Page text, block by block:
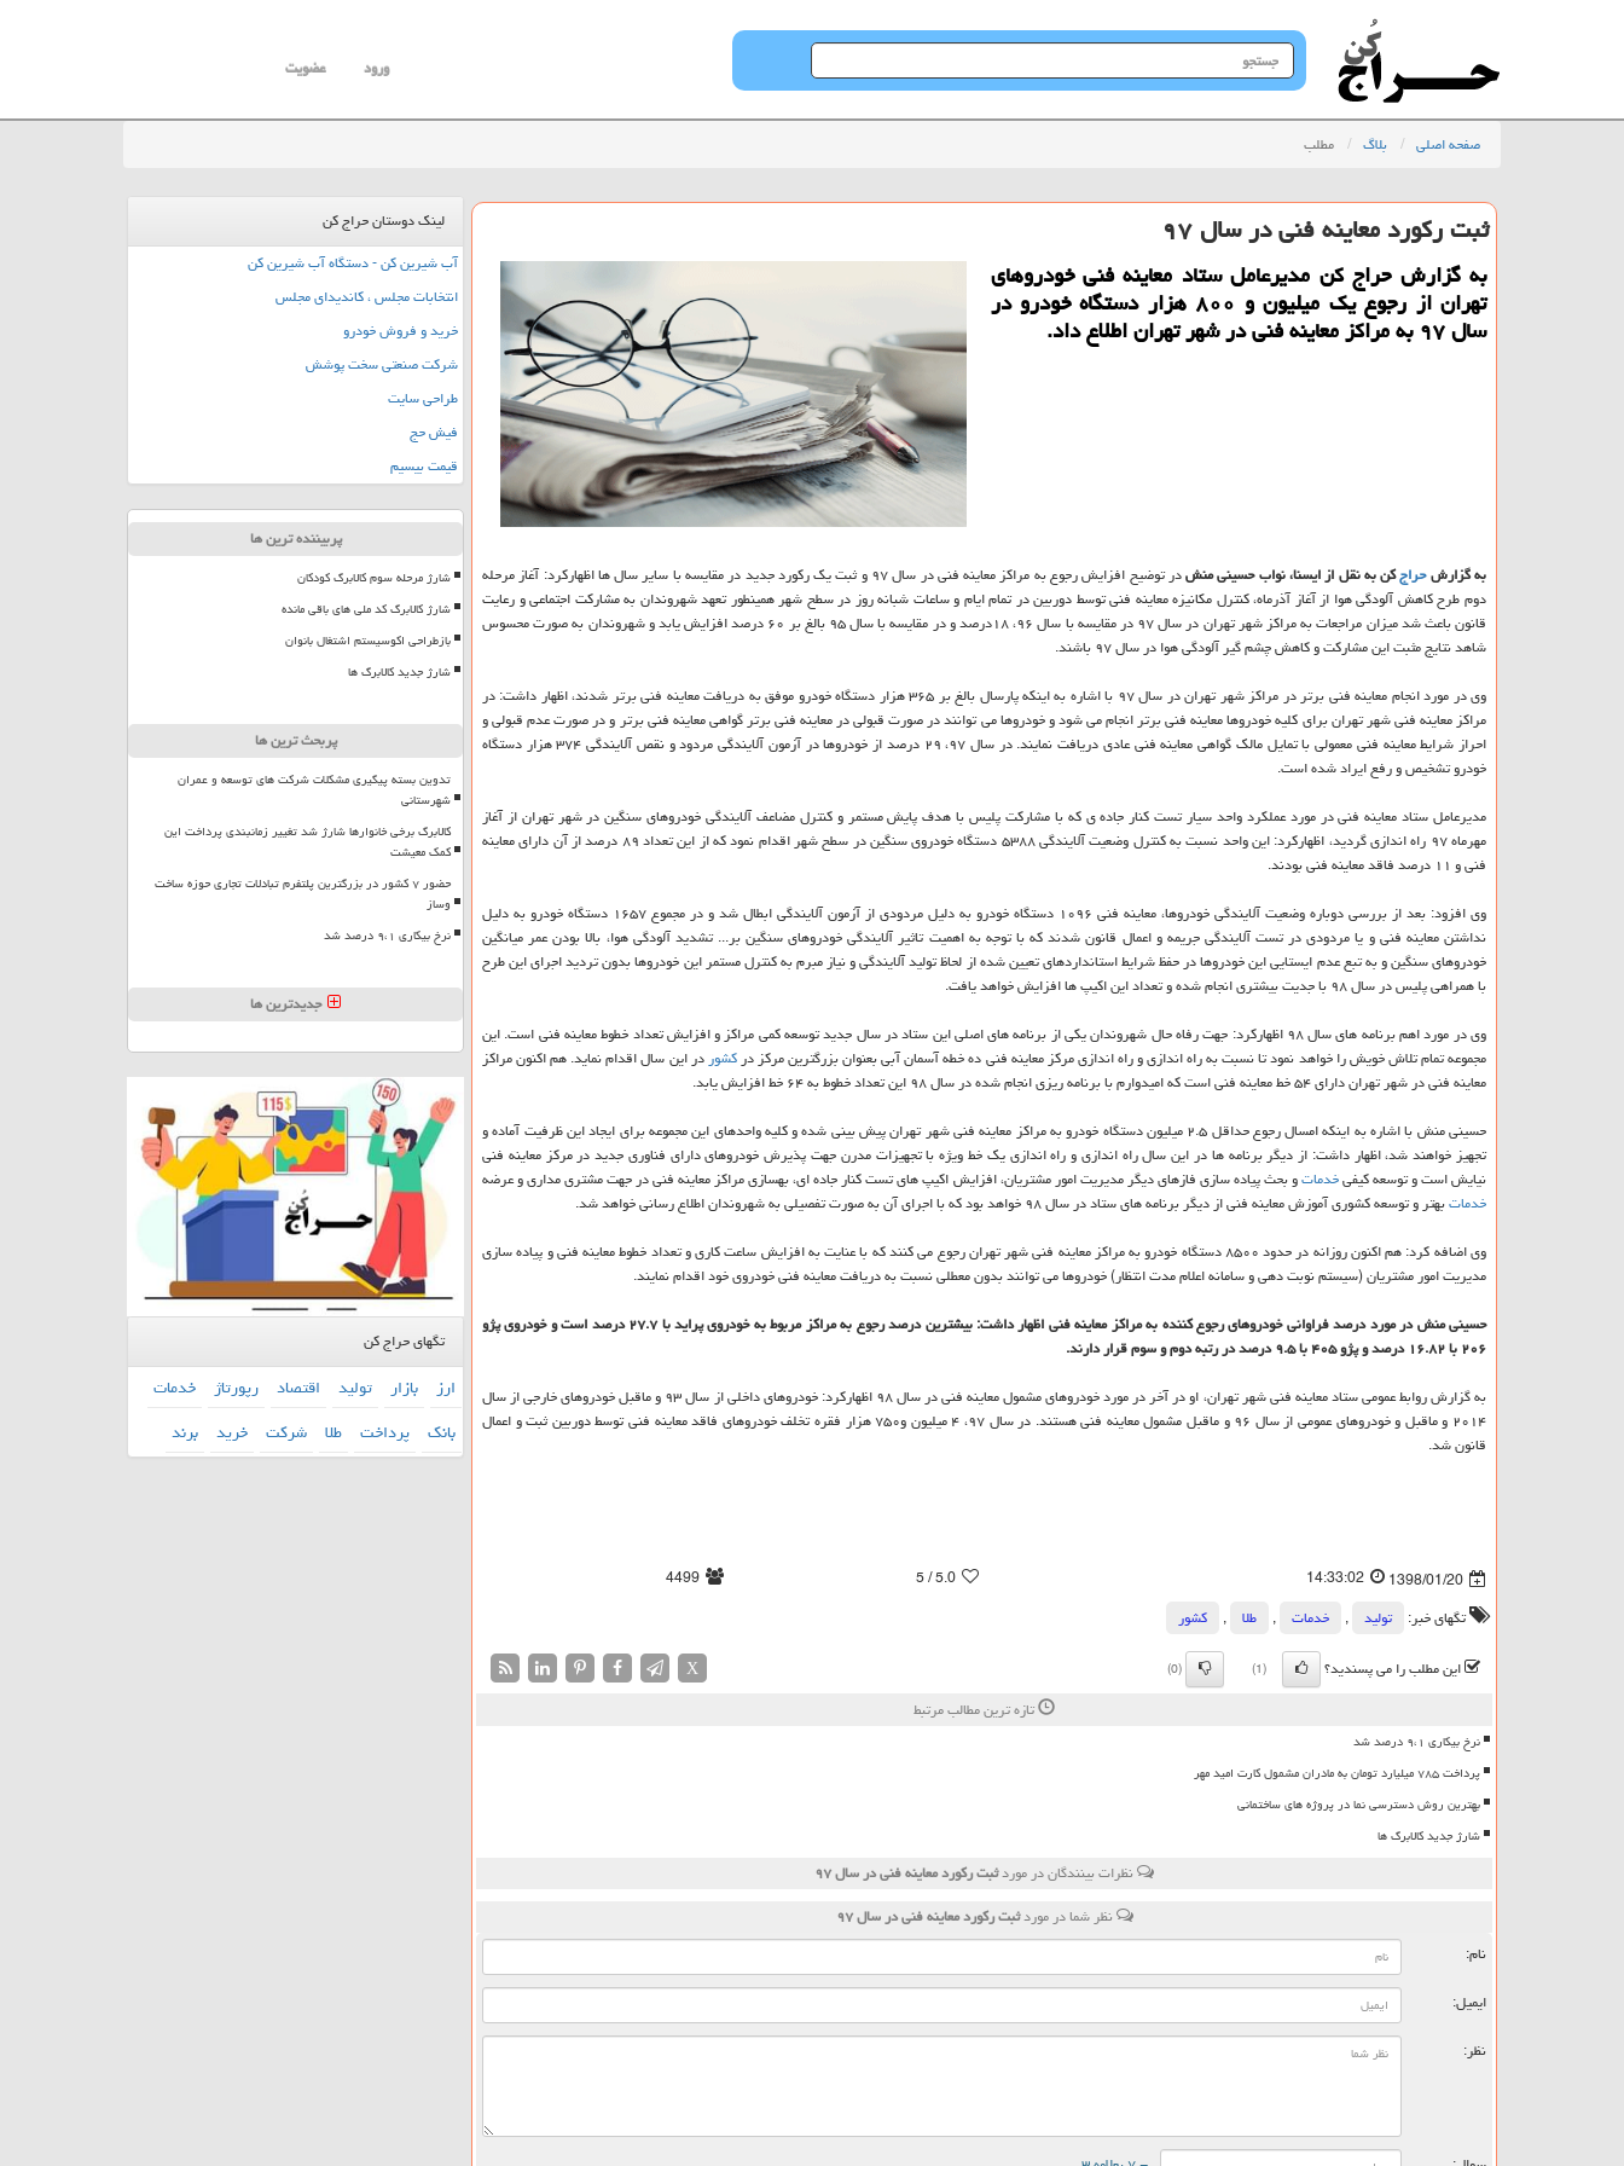
جستجو
در
ورود عضویت
صفحه اصلی بلاگ مطلب
ثبت ركورد معاینه فنی در سال ۹۷
به گزارش حراج كن مدیرعامل ستاد معاینه فنی خودروهای
تهران از رجوع یك میلیون و ۸۰۰ هزار دستگاه خودرو در
سال ۹۷ به مراكز معاینه فنی در شهر تهران اطلاع داد.
به گزارشحراجكن به نقل از ایسنا،نواب حسینی منش
در توضیح افزایش رجوع به مراكز معاینه فنی در سال ۹۷ و ثبت یك ركورد جدید در مقایسه با سایر سال ها اظهاركرد: آغاز مرحله
دوم طرح كاهش آلودگی هوا از آغاز آذرماه، كنترل مكانیزه معاینه فنی توسط دوربین در تمام ایام و ساعات شبانه روز در سطح شهر همینطور تعهد شهروندان به مشاركت اجتماعی و رعایت
قانون باعث شد میزان مراجعات به مراكز شهر تهران در سال ۹۷ در مقایسه با سال ۹۶، ۱۸درصد و در مقایسه با سال ۹۵ بالغ بر ۶۰ درصد افزایش یابد و شهروندان به صورت محسوس
شاهد نتایج مثبت این مشاركت و كاهش چشم گیر آلودگی هوا در سال ۹۷ باشند.
وی در مورد انجام معاینه فنی برتر در مراكز شهر تهران در سال ۹۷ با اشاره به اینكه پارسال بالغ بر ۳۶۵ هزار دستگاه خودرو موفق به دریافت معاینه فنی برتر شدند، اظهار داشت: در
مراكز معاینه فنی شهر تهران برای كلیه خودروها معاینه فنی برتر انجام می شود و خودروها می توانند در صورت قبولی در معاینه فنی برتر گواهی معاینه فنی برتر و در صورت عدم قبولی و
احراز شرایط معاینه فنی معمولی با تمایل مالك گواهی معاینه فنی عادی دریافت نمایند. در سال ۹۷، ۲۹ درصد از خودروها در آزمون آلایندگی مردود و نقص آلایندگی ۳۷۴ هزار دستگاه
خودرو تشخیص و رفع ایراد شده است.
مدیرعامل ستاد معاینه فنی در مورد عملكرد واحد سیار تست كنار جاده ی كه با مشاركت پلیس با هدف پایش مستمر و كنترل مضاعف آلایندگی خودروهای سنگین در شهر تهران از آغاز
مهرماه ۹۷ راه اندازی گردید، اظهاركرد: این واحد نسبت به كنترل وضعیت آلایندگی ۵۳۸۸ دستگاه خودروی سنگین در سطح شهر اقدام نمود كه از این تعداد ۸۹ درصد از آن دارای معاینه
فنی و ۱۱ درصد فاقد معاینه فنی بودند.
وی افزود: بعد از بررسی دوباره وضعیت آلایندگی خودروها، معاینه فنی ۱۰۹۶ دستگاه خودرو به دلیل مردودی از آزمون آلایندگی ابطال شد و در مجموع ۱۶۵۷ دستگاه خودرو به دلیل
نداشتن معاینه فنی و یا مردودی در تست آلایندگی جریمه و اعمال قانون شدند كه با توجه به اهمیت تاثیر آلایندگی خودروهای سنگین بر... تشدید آلودگی هوا، بالا بودن عمر میانگین
خودروهای سنگین و به تبع عدم ایستایی این خودروها در حفظ شرایط استانداردهای تعیین شده از لحاظ تولید آلایندگی و نیاز مبرم به كنترل مستمر این خودروها بدون تردید اجرای این طرح
با همراهی پلیس در سال ۹۸ با جدیت بیشتری انجام شده و تعداد این اكیپ ها افزایش خواهد یافت.
وی در مورد اهم برنامه های سال ۹۸ اظهاركرد: جهت رفاه حال شهروندان یكی از برنامه های اصلی این ستاد در سال جدید توسعه كمی مراكز و افزایش تعداد خطوط معاینه فنی است. این
مجموعه تمام تلاش خویش را خواهد نمود تا نسبت به راه اندازی و راه اندازی مركز معاینه فنی ده خطه آسمان آبی بعنوان بزرگترین مركز دركشوردر این سال اقدام نماید. هم اكنون مراكز
معاینه فنی در شهر تهران دارای ۵۴ خط معاینه فنی است كه امیدوارم با برنامه ریزی انجام شده در سال ۹۸ این تعداد خطوط به ۶۴ خط افزایش یابد.
حسینی منش با اشاره به اینكه امسال رجوع حداقل ۲.۵ میلیون دستگاه خودرو به مراكز معاینه فنی شهر تهران پیش بینی شده و كلیه واحدهای این مجموعه برای ایجاد این ظرفیت آماده و
تجهیز خواهند شد، اظهار داشت: از دیگر برنامه ها در این سال راه اندازی و راه اندازی یك خط ویژه با تجهیزات مدرن جهت پذیرش خودروهای دارای فناوری جدید در مركز معاینه فنی
نیایش است و توسعه كیفیخدماتو بحث پیاده سازی فازهای دیگر مدیریت امور مشتریان، افزایش اكیپ های تست كنار جاده ای، بهسازی مراكز معاینه فنی در جهت مشتری مداری و عرضه
خدماتبهتر و توسعه كشوری آموزش معاینه فنی از دیگر برنامه های ستاد در سال ۹۸ خواهد بود كه با اجرای آن به صورت تفصیلی به شهروندان اطلاع رسانی خواهد شد.
وی اضافه كرد: هم اكنون روزانه در حدود ۸۵۰۰ دستگاه خودرو به مراكز معاینه فنی شهر تهران رجوع می كنند كه با عنایت به افزایش ساعت كاری و تعداد خطوط معاینه فنی و پیاده سازی
مدیریت امور مشتریان (سیستم نوبت دهی و سامانه اعلام مدت انتظار) خودروها می توانند بدون معطلی نسبت به دریافت معاینه فنی خودروی خود اقدام نمایند.
حسینی منش در مورد درصد فراوانی خودروهای رجوع كننده به مراكز معاینه فنی اظهار داشت: بیشترین درصد رجوع به مراكز مربوط به خودروی پراید با ۲۷.۷ درصد است و خودروی پژو
۲۰۶ با ۱۶.۸۲ درصد و پژو ۴۰۵ با ۹.۵ درصد در رتبه دوم و سوم قرار دارند.
به گزارش روابط عمومی ستاد معاینه فنی شهر تهران، او در آخر در مورد خودروهای مشمول معاینه فنی در سال ۹۸ اظهاركرد: خودروهای داخلی از سال ۹۳ و ماقبل خودروهای خارجی از سال
۲۰۱۴ و ماقبل و خودروهای عمومی از سال ۹۶ و ماقبل مشمول معاینه فنی هستند. در سال ۹۷، ۴ میلیون و۷۵۰ هزار فقره تخلف خودروهای فاقد معاینه فنی توسط دوربین ثبت و اعمال
قانون شد.
1398/01/20
14:33:02
5.0
/ 5
4499
تگهای خبر:
تولید , خدمات , طلا ,
كشور
این مطلب را می پسندید؟
(1)
(0)
X
تازه ترین مطالب مرتبط
نرخ بیکاری ۹،۱ درصد شد
پرداخت ۷۸۵ میلیارد تومان به مادران مشمول کارت امید مهر
بهترین روش دسترسی نما در پروژه های ساختمانی
شارژ جدید کالابرگ ها
نظرات بینندگان در موردثبت ركورد معاینه فنی در سال ۹۷
نظر شما در موردثبت ركورد معاینه فنی در سال ۹۷
نام:
ایمیل:
نظر:
لینک دوستان حراج کن
آب شیرین کن - دستگاه آب شیرین کن
انتخابات مجلس ، کاندیدای مجلس
خرید و فروش خودرو
شرکت صنعتی سخت پوشش
طراحی سایت
فیش حج
قیمت بیسیم
پربیننده ترین ها
شارژ مرحله سوم کالابرگ کودکان
شارژ کالابرگ کد ملی های باقی مانده
بازطراحی اکوسیستم اشتغال بانوان
شارژ جدید کالابرگ ها
پربحث ترین ها
تدوین بسته پیگیری مشکلات شرکت های توسعه و عمران
شهرستانی
کالابرگ برخی خانوارها شارژ شد تغییر زمانبندی پرداخت این
کمک معیشت
حضور ۷ کشور در بزرگترین پلتفرم تبادلات تجاری حوزه ساخت
وساز
نرخ بیکاری ۹،۱ درصد شد
جدیدترین ها
تگهای حراج کن
ارز بازار تولید اقتصاد رپورتاژ خدمات
بانك پرداخت طلا شركت خرید برند